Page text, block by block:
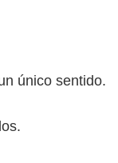
único sentido.